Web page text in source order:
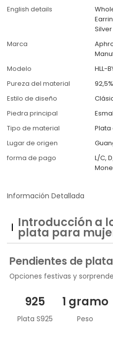
English details
Marca
Modelo
HLL-
Pureza del material
92,5%
Estilo de diseño
Piedra principal
Tipo de material
Plata
Lugar de origen
forma de pago
L/C,
Información Detallada
Introducción a
plata para
Pendientes de
Opciones festivas y
925
Plata S925
1 gramo
Peso